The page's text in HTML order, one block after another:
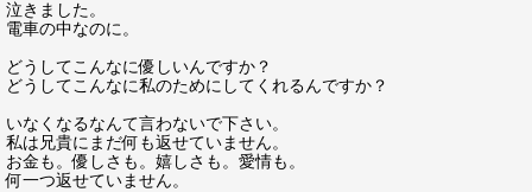
泣きました。
電車の中なのに。
どうしてこんなに優しいんですか？
どうしてこんなに私のためにしてくれるんですか？
いなくなるなんて言わないで下さい。
私は兄貴にまだ何も返せていません。
お金も。優しさも。嬉しさも。愛情も。
何一つ返せていません。